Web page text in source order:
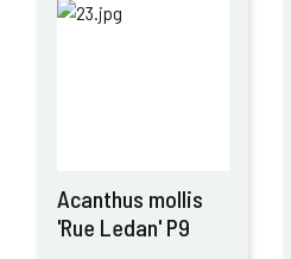
Acanthus mollis
'Rue Ledan' P9